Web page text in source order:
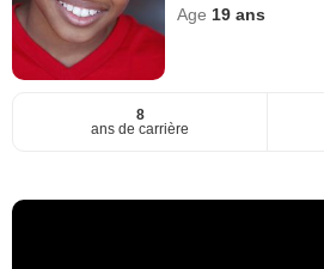
Age 19 ans
8
ans de carrière